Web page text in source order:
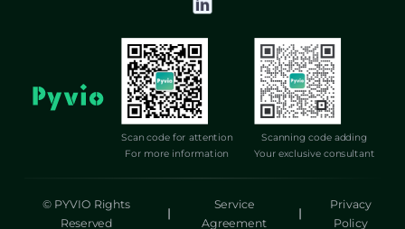
Scan code for attention
For more information
Scanning code adding
Your exclusive consultant
© PYVIO Rights
Reserved
|
Service
Agreement
|
Privacy
Policy